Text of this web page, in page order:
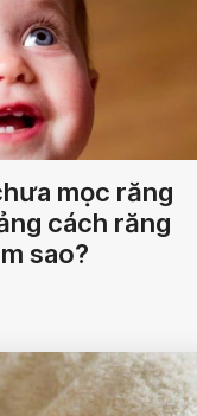
mọc răng
cách răng
sao?